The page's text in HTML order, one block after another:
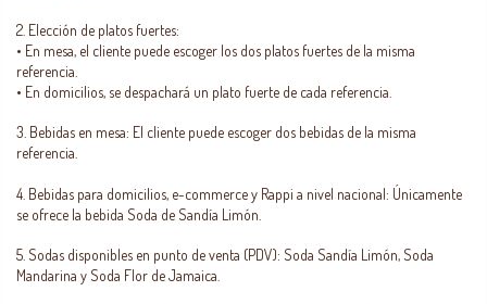
2. Elección de platos fuertes:
• En mesa, el cliente puede escoger los dos platos fuertes de la misma
referencia.
• En domicilios, se despachará un plato fuerte de cada referencia.
3. Bebidas en mesa: El cliente puede escoger dos bebidas de la misma
referencia.
4. Bebidas para domicilios, e-commerce y Rappi a nivel nacional: Únicamente
se ofrece la bebida Soda de Sandía Limón.
5. Sodas disponibles en punto de venta (PDV): Soda Sandía Limón, Soda
Mandarina y Soda Flor de Jamaica.